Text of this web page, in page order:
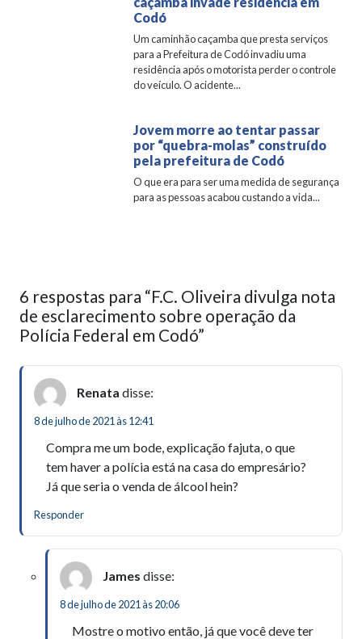
Codó
Um caminhão caçamba que presta serviços
para a Prefeitura de Codó invadiu uma
residência após o motorista perder o controle
do veículo. O acidente...
Jovem morre ao tentar passar
por “quebra-molas” construído
pela prefeitura de Codó
O que era para ser uma medida de segurança
para as pessoas acabou custando a vida...
6 respostas para “F.C. Oliveira divulga nota
de esclarecimento sobre operação da
Polícia Federal em Codó”
Renata disse:
8 de julho de 2021 às 12:41
Compra me um bode, explicação fajuta, o que
tem haver a polícia está na casa do empresário?
Já que seria o venda de álcool hein?
Responder
James disse:
8 de julho de 2021 às 20:06
Mostre o motivo então, já que você deve ter